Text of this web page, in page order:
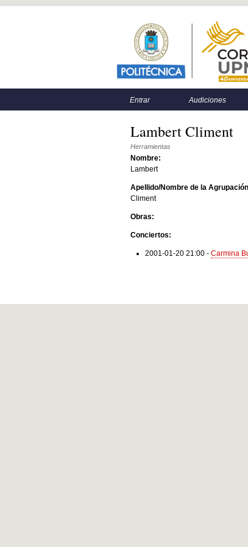
Entrar Audiciones
Lambert Climent
Herramientas
Nombre:
Lambert
Apellido/Nombre de la
Climent
Obras:
Conciertos:
2001-01-20 21:00 - Carmina